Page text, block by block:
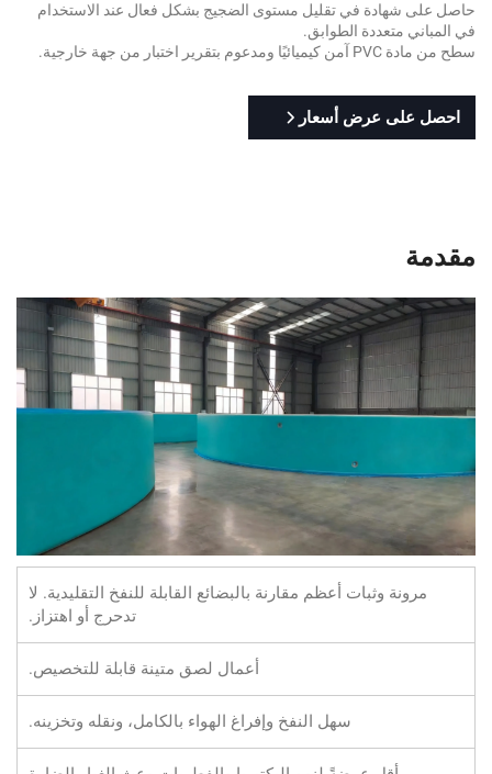
حاصل على شهادة في تقليل مستوى الضجيج بشكل فعال عند الاستخدام
في المباني متعددة الطوابق.
سطح من مادة PVC آمن كيميائيًا ومدعوم بتقرير اختبار من جهة خارجية.
احصل على عرض أسعار
مقدمة
مرونة وثبات أعظم مقارنة بالبضائع القابلة للنفخ التقليدية. لا
تدحرج أو اهتزاز.
أعمال لصق متينة قابلة للتخصيص.
سهل النفخ وإفراغ الهواء بالكامل، ونقله وتخزينه.